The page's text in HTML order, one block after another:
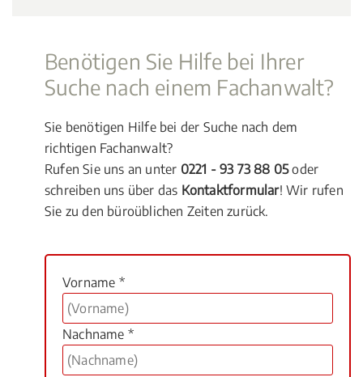
Benötigen Sie Hilfe bei Ihrer
Suche nach einem Fachanwalt?
Sie benötigen Hilfe bei der Suche nach dem
richtigen Fachanwalt?
Rufen Sie uns an unter 0221 - 93 73 88 05oder
schreiben uns über das Kontaktformular! Wir rufen
Sie zu den büroüblichen Zeiten zurück.
Vorname *
Nachname *